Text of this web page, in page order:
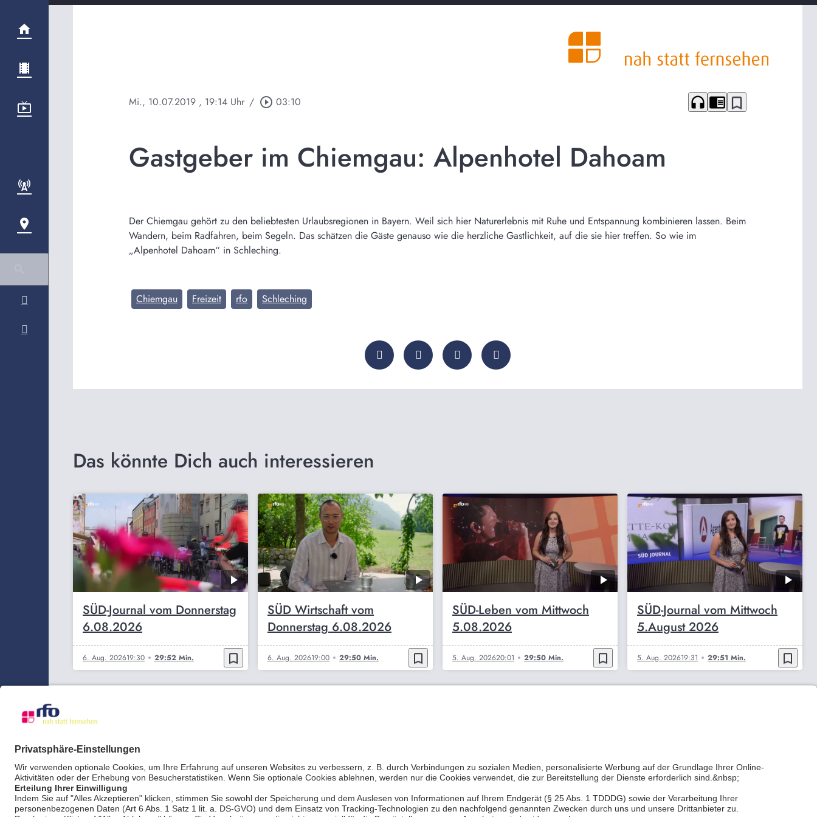
Mi., 10.07.2019 , 19:14 Uhr / play_circle_outline 03:10 headphones chrome_reader_mode bookmark_border
Gastgeber im Chiemgau: Alpenhotel Dahoam
Der Chiemgau gehört zu den beliebtesten Urlaubsregionen in Bayern. Weil sich hier Naturerlebnis mit Ruhe und Entspannung kombinieren lassen. Beim
Wandern, beim Radfahren, beim Segeln. Das schätzen die Gäste genauso wie die herzliche Gastlichkeit, auf die sie hier treffen. So wie im
„Alpenhotel Dahoam“ in Schleching.
Chiemgau Freizeit rfo Schleching
Das könnte Dich auch interessieren
SÜD-Journal vom Donnerstag
6.08.2026
6. Aug. 202619:30 29:52 Min. bookmark_border
SÜD Wirtschaft vom
Donnerstag 6.08.2026
6. Aug. 202619:00 29:50 Min. bookmark_border
SÜD-Leben vom Mittwoch
5.08.2026
5. Aug. 202620:01 29:50 Min. bookmark_border
SÜD-Journal vom Mittwoch
5.August 2026
5. Aug. 202619:31 29:51 Min. bookmark_border